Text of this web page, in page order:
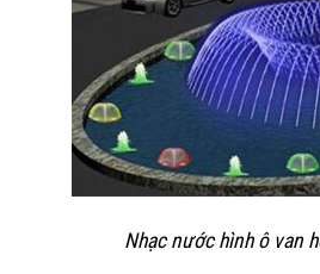
Nhạc nước hình ô van